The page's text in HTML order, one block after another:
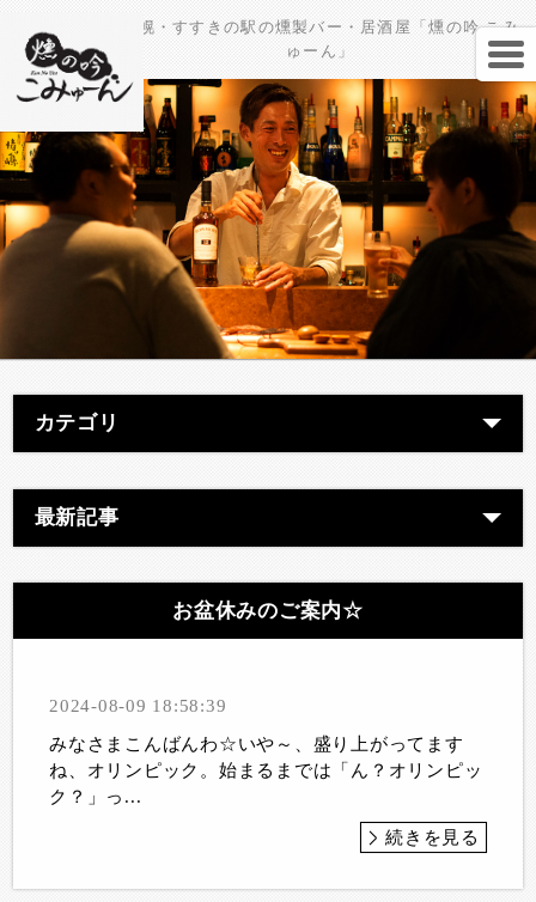
札幌・すすきの駅の燻製バー・居酒屋「燻の吟 こみ
ゅーん」
カテゴリ
最新記事
お盆休みのご案内☆
2024-08-09 18:58:39
みなさまこんばんわ☆いや～、盛り上がってます
ね、オリンピック。始まるまでは「ん？オリンピッ
ク？」っ...
続きを見る